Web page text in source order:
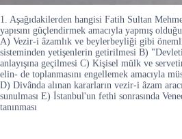
1. Aşağıdakilerden hangisi Fatih Sultan
yapısını güçlendirmek amacıyla yapmış
A) Vezir-i âzamlık ve beylerbeyliği gibi
sisteminden yetişenlerin getirilmesi B)
anlayışına geçilmesi C) Kişisel mülk ve
elin- de toplanmasını engellemek amacıyla
D) Divânda alınan kararların vezir-i âzam
sunulması E) İstanbul'un fethi sonrasında
tanınması